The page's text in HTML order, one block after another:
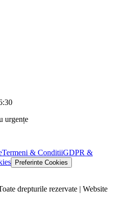
urgențe
Termeni & ConditiiGDPR &
Preferinte Cookies
drepturile rezervate | Website